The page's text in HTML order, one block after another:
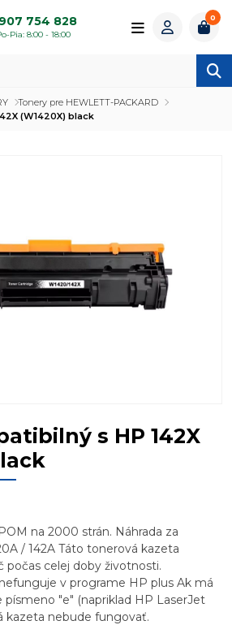
754 828
Pia: 8:00 - 18:00
0
Tonery pre HEWLETT-PACKARD
(W1420X) black
s HP 142X
na 2000 strán. Náhrada za
/ 142A Táto tonerová kazeta
počas celej doby životnosti.
v programe HP plus Ak má
písmeno "e" (napriklad HP LaserJet
kazeta nebude fungovať.